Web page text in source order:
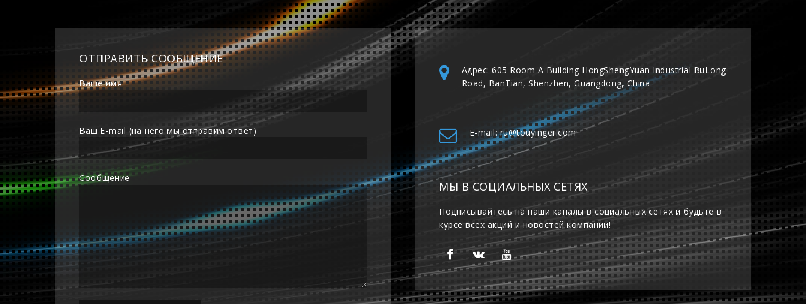
ОТПРАВИТЬ СООБЩЕНИЕ
Ваше имя
Ваш E-mail (на него мы отправим ответ)
Сообщение
Адрес: 605 Room A Building HongShengYuan Industrial BuLong
Road, BanTian, Shenzhen, Guangdong, China
E-mail: ru@touyinger.com
МЫ В СОЦИАЛЬНЫХ СЕТЯХ
Подписывайтесь на наши каналы в социальных сетях и будьте в
курсе всех акций и новостей компании!